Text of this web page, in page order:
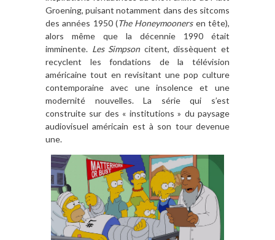
Groening, puisant notamment dans des sitcoms
des années 1950 (The Honeymoonersen tête),
alors même que la décennie 1990 était
imminente. Les Simpsoncitent, dissèquent et
recyclent les fondations de la télévision
américaine tout en revisitant une pop culture
contemporaine avec une insolence et une
modernité nouvelles. La série qui s’est
construite sur des « institutions » du paysage
audiovisuel américain est à son tour devenue
une.